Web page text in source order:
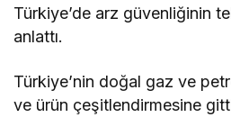
Türkiye’de arz güvenliğinin
anlattı.
Türkiye’nin doğal gaz ve
ve ürün çeşitlendirmesine